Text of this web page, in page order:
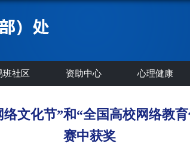
班社区 资助中心 心理健康
络文化节”和“全国高校网络教
赛中获奖